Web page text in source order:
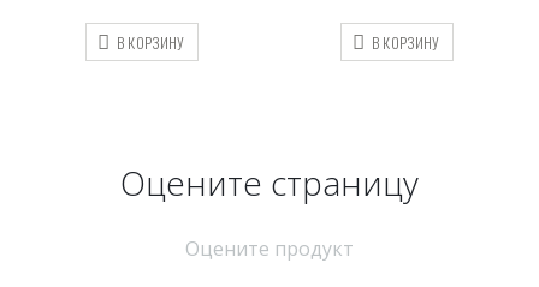
В КОРЗИНУ В КОРЗИНУ
Оцените страницу
Оцените продукт